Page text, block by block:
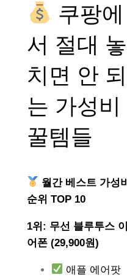
쿠팡에
서 절대 놓
치면 안 되
는 가성비
꿀템들
월간 베스트 가성비
순위 TOP 10
1위: 무선 블루투스 이
어폰 (29,900원)
애플 에어팟